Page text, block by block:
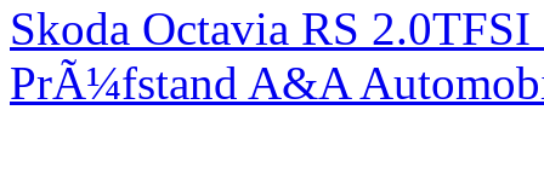
Skoda Octavia RS
PrÃ¼fstand A&A